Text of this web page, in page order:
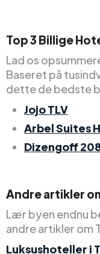
Top3 Billige
Lad os
Baseret på
dette de bedste
Jojo TLV
Arbel Suites
Dizengoff
Andre artikler
Lær byen endnu
andre artikler om
Luksushoteller i